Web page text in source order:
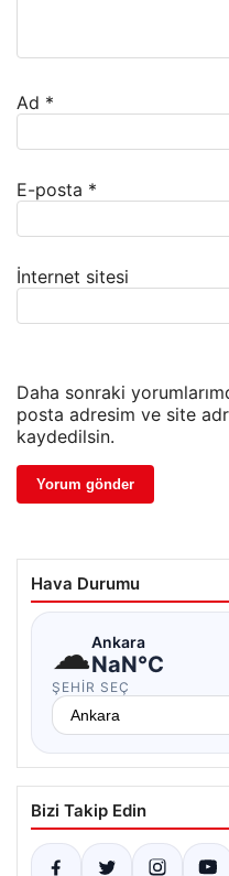
Ad *
E-posta *
İnternet sitesi
Daha sonraki
posta adresim ve site
kaydedilsin.
Hava Durumu
☁Ankara
NaN°C
ŞEHIR SEÇ
Bizi Takip Edin